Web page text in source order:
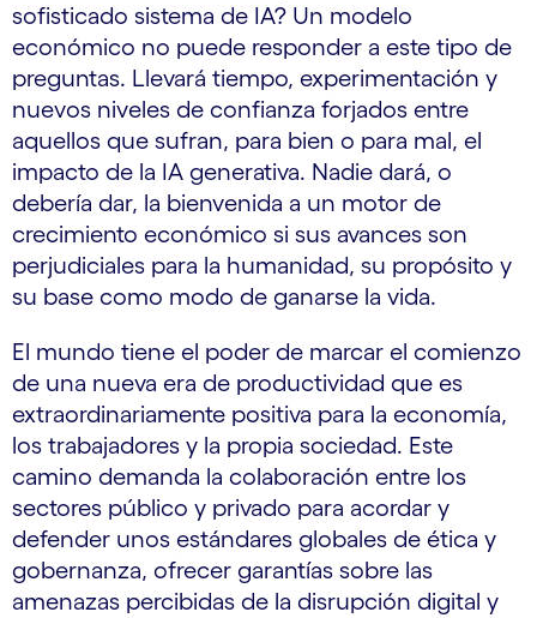
sofisticado sistema de IA? Un modelo
económico no puede responder a este tipo de
preguntas. Llevará tiempo, experimentación y
nuevos niveles de confianza forjados entre
aquellos que sufran, para bien o para mal, el
impacto de la IA generativa. Nadie dará, o
debería dar, la bienvenida a un motor de
crecimiento económico si sus avances son
perjudiciales para la humanidad, su propósito y
su base como modo de ganarse la vida.
El mundo tiene el poder de marcar el comienzo
de una nueva era de productividad que es
extraordinariamente positiva para la economía,
los trabajadores y la propia sociedad. Este
camino demanda la colaboración entre los
sectores público y privado para acordar y
defender unos estándares globales de ética y
gobernanza, ofrecer garantías sobre las
amenazas percibidas de la disrupción digital y